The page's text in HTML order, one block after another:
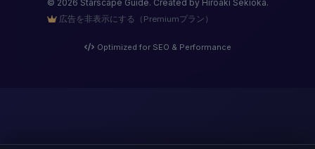
© 2026 Starscape Guide. Created by Hiroaki Sekioka.
広告を非表示にする（Premiumプラン）
Optimized for SEO & Performance